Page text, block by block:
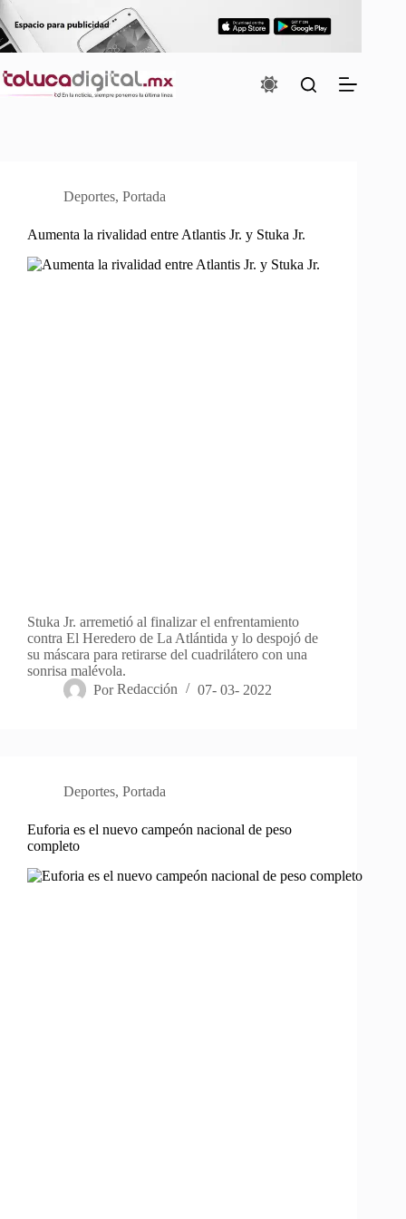
Saltar
al
contenido
Deportes, Portada
Aumenta la rivalidad entre Atlantis Jr. y Stuka Jr.
Stuka Jr. arremetió al finalizar el enfrentamiento
contra El Heredero de La Atlántida y lo despojó de
su máscara para retirarse del cuadrilátero con una
sonrisa malévola.
Por Redacción 07- 03- 2022
Deportes, Portada
Euforia es el nuevo campeón nacional de peso
completo